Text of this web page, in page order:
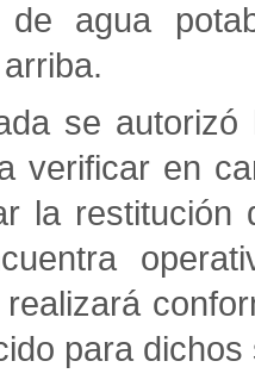
de agua
se
verificar en
la restitución
para